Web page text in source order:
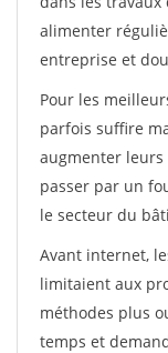
alimenter
entreprise et
Pour les
parfois suffire
augmenter
passer par un
le secteur du
Avant internet,
limitaient aux
méthodes plus
temps et